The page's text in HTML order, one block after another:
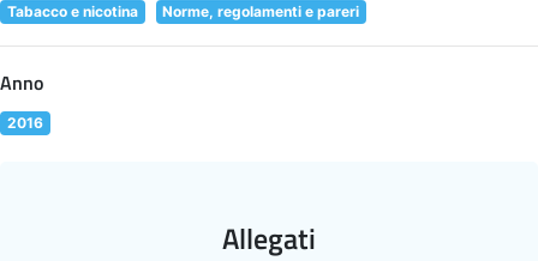
Tabacco e nicotina Norme, regolamenti e pareri
Anno
2016
Allegati